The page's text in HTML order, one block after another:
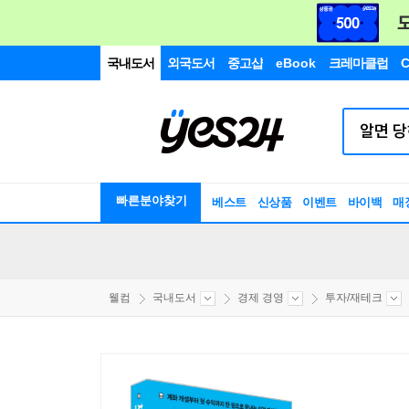
국내도서 외국도서 중고샵 eBook 크레마클럽
빠른분야찾기 베스트 신상품 이벤트 바이백 매
웰컴 국내도서 경제 경영 투자/재테크